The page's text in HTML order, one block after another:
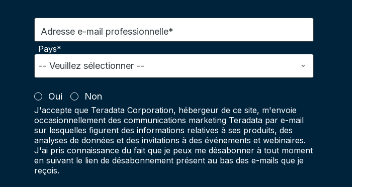
Adresse e-mail professionnelle*
Pays*
Oui Non
J'accepte que Teradata Corporation, hébergeur de ce site, m'envoie
occasionnellement des communications marketing Teradata par e-mail
sur lesquelles figurent des informations relatives à ses produits, des
analyses de données et des invitations à des événements et webinaires.
J'ai pris connaissance du fait que je peux me désabonner à tout moment
en suivant le lien de désabonnement présent au bas des e-mails que je
reçois.